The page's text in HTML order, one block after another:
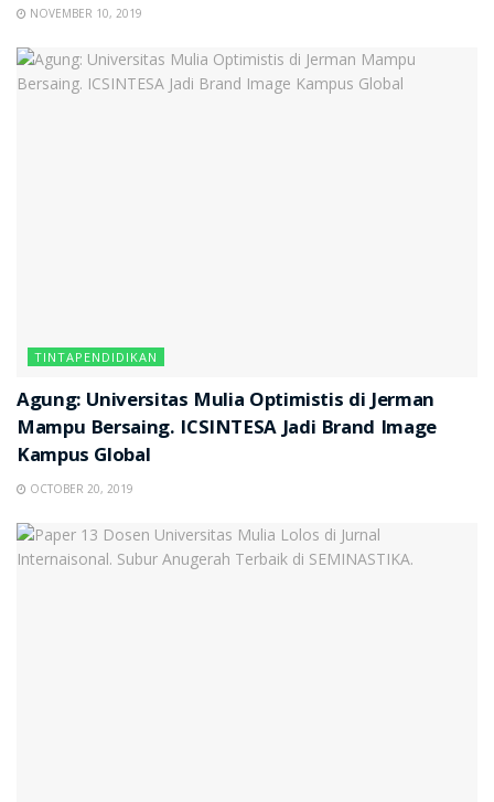
NOVEMBER 10, 2019
TINTAPENDIDIKAN
Agung: Universitas Mulia Optimistis di Jerman
Mampu Bersaing. ICSINTESA Jadi Brand Image
Kampus Global
OCTOBER 20, 2019